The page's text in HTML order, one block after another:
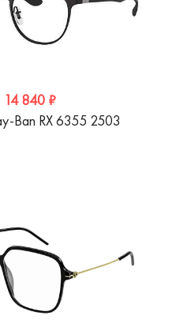
14 840 ₽
Ban RX 6355 2503